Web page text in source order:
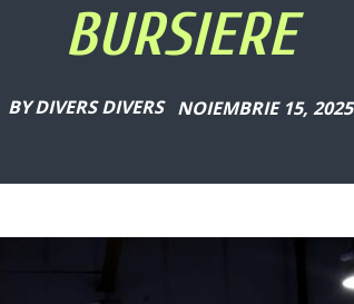
BURSIERE
BYDIVERS DIVERS NOIEMBRIE 15, 2025